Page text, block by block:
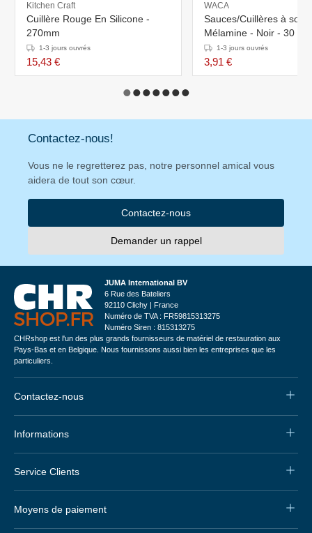
Kitchen Craft
Cuillère Rouge En Silicone -
270mm
1-3 jours ouvrés
15,43 €
WACA
Sauces/Cuillères à
Mélamine - Noir - 30 cm
1-3 jours ouvrés
3,91 €
Contactez-nous!
Vous ne le regretterez pas, notre personnel amical vous
aidera de tout son cœur.
Contactez-nous
Demander un rappel
JUMA International BV
6 Rue des Bateliers
92110 Clichy | France
Numéro de TVA : FR59815313275
Numéro Siren : 815313275
CHRshop est l'un des plus grands fournisseurs de matériel de restauration aux
Pays-Bas et en Belgique. Nous fournissons aussi bien les entreprises que les
particuliers.
Contactez-nous
Informations
Service Clients
Moyens de paiement